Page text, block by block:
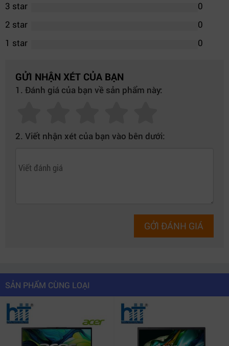
3 star
0
2 star
0
1 star
0
GỬI NHẬN XÉT CỦA BẠN
1. Đánh giá của bạn về sản phẩm này:
2. Viết nhận xét của bạn vào bên dưới:
GỞI ĐÁNH GIÁ
SẢN PHẨM CÙNG LOẠI